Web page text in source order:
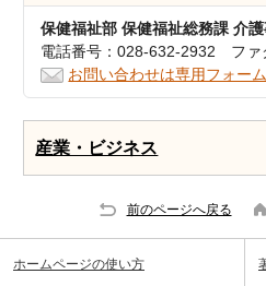
保健福祉部 保健福祉総務課 介
電話番号：028-632-2932 ファ
お問い合わせは専用フォー
産業・ビジネス
前のページへ戻る
ホームページの使い方